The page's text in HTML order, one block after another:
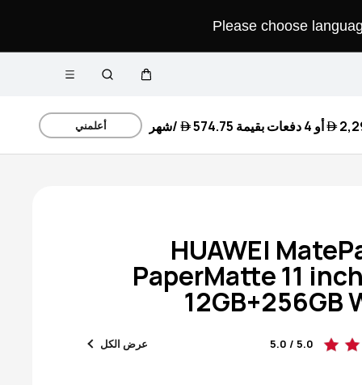
Please choose
فتح القائمة
أو 4 دفعات بقيمة 574.75  /شهر أعلمني
HUAWEI
PaperMatte 11
12GB+256GB
5.0 / 5.0 عرض الكل